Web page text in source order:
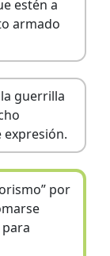
estén a
armado
guerrilla
por